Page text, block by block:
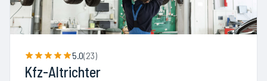
5.0(23)
Kfz-Altrichter